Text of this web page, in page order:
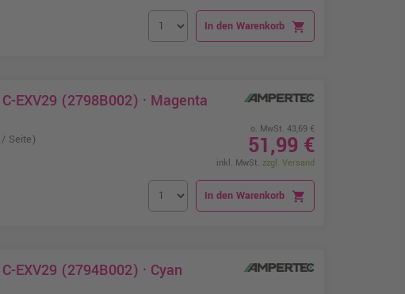
In den Warenkorb shopping_cart
EXV29 (2798B002) · Magenta
Seite)
o. MwSt. 43,69 €
51,99 €
inkl. MwSt. zzgl. Versand
In den Warenkorb shopping_cart
EXV29 (2794B002) · Cyan